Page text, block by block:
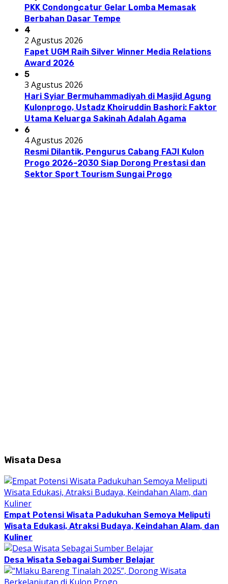
PKK Condongcatur Gelar Lomba Memasak
Berbahan Dasar Tempe
4
2 Agustus 2026
Fapet UGM Raih Silver Winner Media Relations
Award 2026
5
3 Agustus 2026
Hari Syiar Bermuhammadiyah di Masjid Agung
Kulonprogo, Ustadz Khoiruddin Bashori: Faktor
Utama Keluarga Sakinah Adalah Agama
6
4 Agustus 2026
Resmi Dilantik, Pengurus Cabang FAJI Kulon
Progo 2026-2030 Siap Dorong Prestasi dan
Sektor Sport Tourism Sungai Progo
Wisata Desa
Empat Potensi Wisata Padukuhan Semoya Meliputi
Wisata Edukasi, Atraksi Budaya, Keindahan Alam, dan
Kuliner
Desa Wisata Sebagai Sumber Belajar